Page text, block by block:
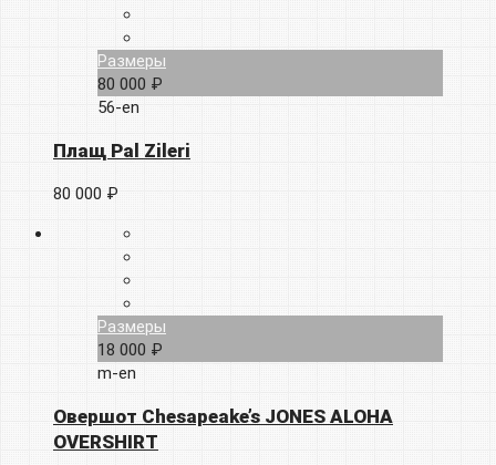
Размеры
80 000 ₽
56-en
Плащ Pal Zileri
80 000 ₽
Размеры
18 000 ₽
m-en
Овершот Chesapeake’s JONES ALOHA
OVERSHIRT